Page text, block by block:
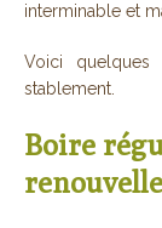
interminable et
Voici
stablement.
Boire